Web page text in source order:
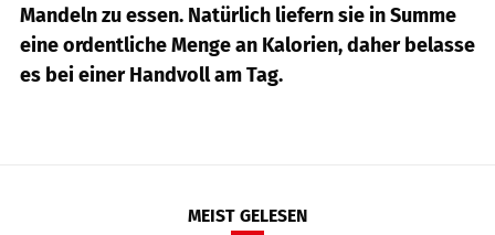
Mandeln zu essen. Natürlich liefern sie in Summe
eine ordentliche Menge an Kalorien, daher belasse
es bei einer Handvoll am Tag.
MEIST GELESEN